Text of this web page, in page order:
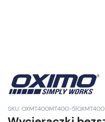
SKU: OXMT400MT400-